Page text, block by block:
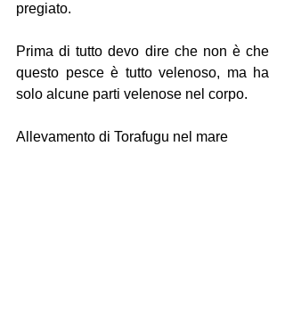
pregiato.
Prima di tutto devo dire che non è che
questo pesce è tutto velenoso, ma ha
solo alcune parti velenose nel corpo.
Allevamento di Torafugu nel mare